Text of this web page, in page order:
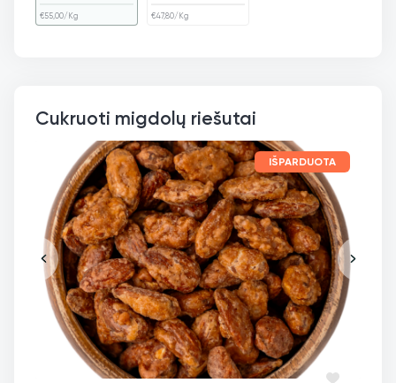
€55,00/Kg €47,80/Kg
Cukruoti migdolų riešutai
IŠPARDUOTA